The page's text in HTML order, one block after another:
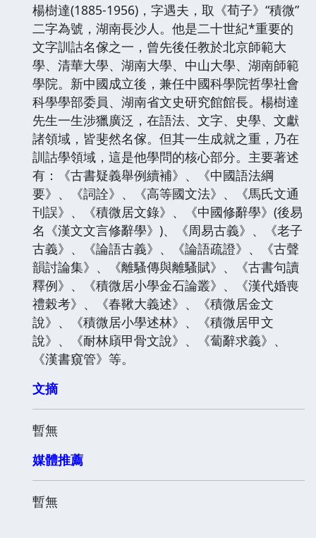
楊樹達(1885-1956)，字遇夫，取《荀子》“積微”
二字為號，湖南長沙人。他是二十世紀*重要的
文字訓詁名傢之一，曾先後任教於北京師範大
學、清華大學、湖南大學、中山大學、湖南師範
學院。新中國成立後，兼任中國科學院哲學社會
科學學部委員、湖南省文史研究館館長。楊樹達
先生一生涉獵廣泛，在語法、文字、史學、文獻
諸領域，皆斐然名傢。但其一生成就之重，乃在
訓詁學領域，這是他學問的核心部分。主要著述
有：《古書疑義舉例續補》、《中國語法綱
要》、《詞詮》、《高等國文法》、《馬氏文通
刊誤》、《積微居文錄》、《中國修辭學》(後易
名《漢文文言修辭學》)、《周易古義》、《老子
古義》、《論語古義》、《論語疏證》、《古聲
韻討論集》、《離騷傳與離騷賦》、《古書句讀
釋例》、《積微居小學金石論叢》、《漢代婚喪
禮榖考》、《春鞦大義述》、《積微居金文
說》、《積微居小學述林》、《積微居甲文
說》、《耐林廎甲骨文說》、《蔔辭求義》、
《漢書窺管》等。
文摘
暫無
媒體推薦
暫無